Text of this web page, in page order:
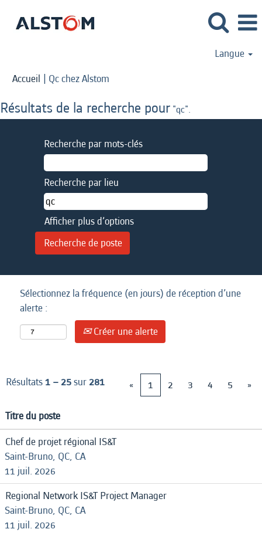
Langue
Accueil | Qc chez Alstom
Résultats de la recherche pour "qc".
Recherche par mots-clés
Recherche par lieu
Afficher plus d’options
Sélectionnez la fréquence (en jours) de réception d’une
alerte :
Créer une alerte
Résultats1 – 25sur 281 « 1 2 3 4 5 »
Titre du poste
Chef de projet régional IS&T
Saint-Bruno, QC, CA
11 juil. 2026
Regional Network IS&T Project Manager
Saint-Bruno, QC, CA
11 juil. 2026